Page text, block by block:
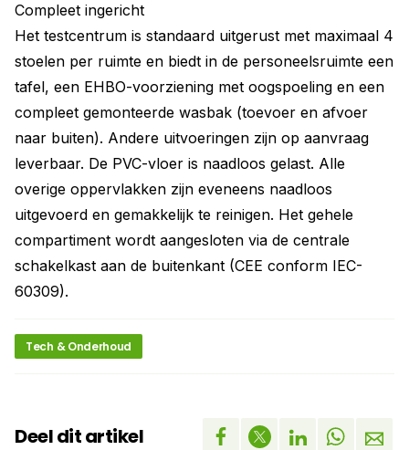
Compleet ingericht
Het testcentrum is standaard uitgerust met maximaal 4
stoelen per ruimte en biedt in de personeelsruimte een
tafel, een EHBO-voorziening met oogspoeling en een
compleet gemonteerde wasbak (toevoer en afvoer
naar buiten). Andere uitvoeringen zijn op aanvraag
leverbaar. De PVC-vloer is naadloos gelast. Alle
overige oppervlakken zijn eveneens naadloos
uitgevoerd en gemakkelijk te reinigen. Het gehele
compartiment wordt aangesloten via de centrale
schakelkast aan de buitenkant (CEE conform IEC-
60309).
Tech & Onderhoud
Deel dit artikel